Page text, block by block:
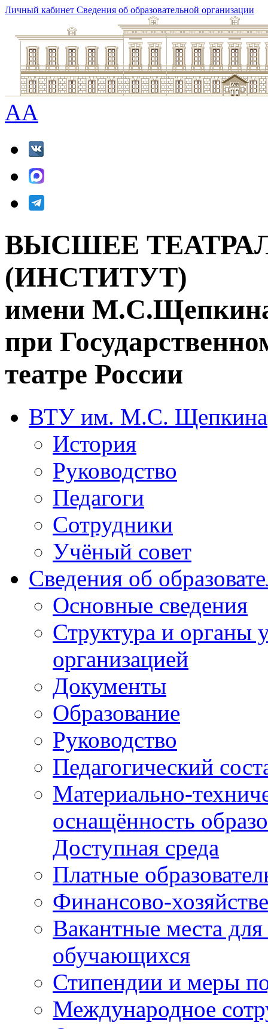
Личный кабинет Сведения об образовательной организации
AA
ВЫСШЕЕ
(ИНСТИТУТ)
имени
при
театре России
ВТУ им. М.С. Щепкина
История
Руководство
Педагоги
Сотрудники
Учёный совет
Сведения об
Основные сведения
Структура и органы
организацией
Документы
Образование
Руководство
Педагогический
Материально-
оснащённость
Доступная среда
Платные
Финансово-
Вакантные места
обучающихся
Стипендии и меры
Международное